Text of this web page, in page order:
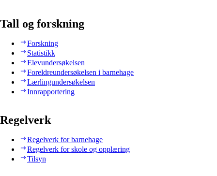
Tall og forskning
Forskning
Statistikk
Elevundersøkelsen
Foreldreundersøkelsen i barnehage
Lærlingundersøkelsen
Innrapportering
Regelverk
Regelverk for barnehage
Regelverk for skole og opplæring
Tilsyn